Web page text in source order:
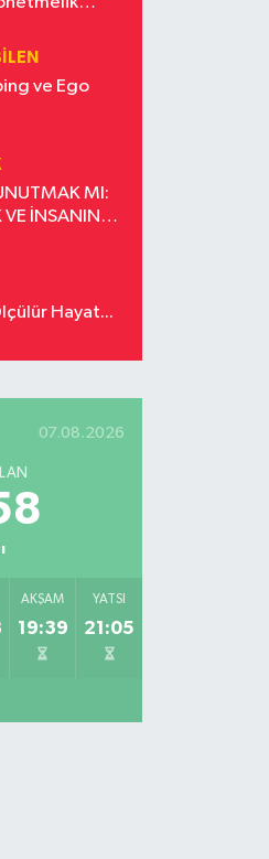
ve Ego
MI:
İNSANIN
Hayat...
07.08.2026
AKŞAM
19:39
YATSI
21:05